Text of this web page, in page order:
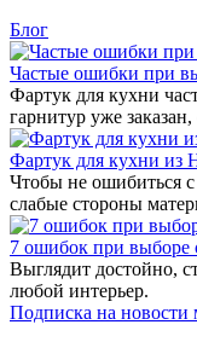
Блог
Частые ошибки при
Фартук для кухни
гарнитур уже
Фартук для кухни
Чтобы не ошибиться
слабые стороны
7 ошибок при
Выглядит достойно,
любой интерьер.
Подписка на новости